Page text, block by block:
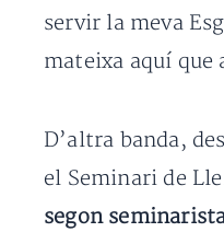
servir la meva
mateixa aquí que
D’altra banda,
el Seminari de
segon